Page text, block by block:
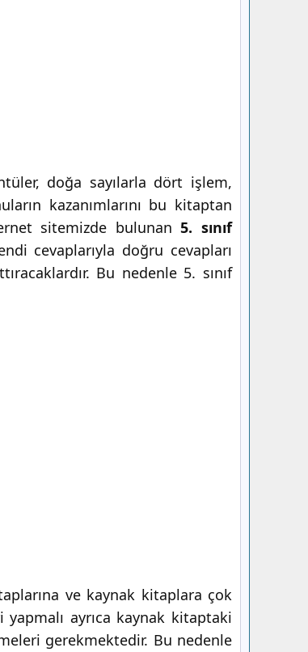
doğa sayılarla dört işlem,
kazanımlarını bu kitaptan
sitemizde bulunan5. sınıf
cevaplarıyla doğru cevapları
Bu nedenle 5. sınıf
ve kaynak kitaplara çok
ayrıca kaynak kitaptaki
gerekmektedir. Bu nedenle